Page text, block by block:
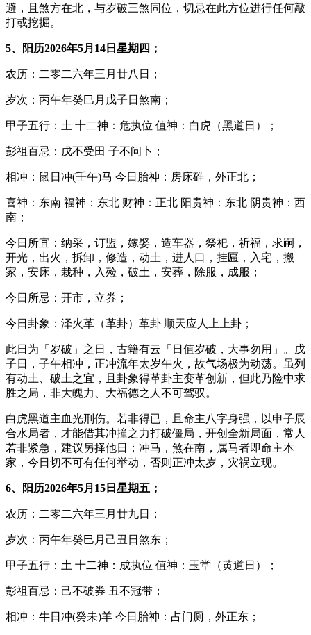
避，且煞方在北，与岁破三煞同位，切忌在此方位进行任何敲
打或挖掘。
5、阳历2026年5月14日星期四；
农历：二零二六年三月廿八日；
岁次：丙午年癸巳月戊子日煞南；
甲子五行：土 十二神：危执位 值神：白虎（黑道日）；
彭祖百忌：戊不受田 子不问卜；
相冲：鼠日冲(壬午)马 今日胎神：房床碓，外正北；
喜神：东南 福神：东北 财神：正北 阳贵神：东北 阴贵神：西
南；
今日所宜：纳采，订盟，嫁娶，造车器，祭祀，祈福，求嗣，
开光，出火，拆卸，修造，动土，进人口，挂匾，入宅，搬
家，安床，栽种，入殓，破土，安葬，除服，成服；
今日所忌：开市，立券；
今日卦象：泽火革（革卦）革卦 顺天应人上上卦；
此日为「岁破」之日，古籍有云「日值岁破，大事勿用」。戊
子日，子午相冲，正冲流年太岁午火，故气场极为动荡。虽列
有动土、破土之宜，且卦象得革卦主变革创新，但此乃险中求
胜之局，非大魄力、大福德之人不可驾驭。
白虎黑道主血光刑伤。若非得已，且命主八字身强，以申子辰
合水局者，才能借其冲撞之力打破僵局，开创全新局面，常人
若非紧急，建议另择他日；冲马，煞在南，属马者即命主本
家，今日切不可有任何举动，否则正冲太岁，灾祸立现。
6、阳历2026年5月15日星期五；
农历：二零二六年三月廿九日；
岁次：丙午年癸巳月己丑日煞东；
甲子五行：土 十二神：成执位 值神：玉堂（黄道日）；
彭祖百忌：己不破券 丑不冠带；
相冲：牛日冲(癸未)羊 今日胎神：占门厕，外正东；